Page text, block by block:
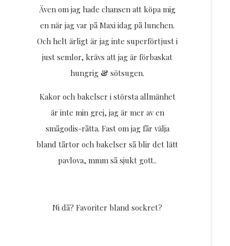
Även om jag hade chansen att köpa mig
en när jag var på Maxi idag på lunchen.
Och helt ärligt är jag inte superförtjust i
just semlor, krävs att jag är förbaskat
hungrig & sötsugen.
Kakor och bakelser i största allmänhet
är inte min grej, jag är mer av en
smågodis-råtta. Fast om jag får välja
bland tårtor och bakelser så blir det lätt
pavlova, mmm så sjukt gott..
Ni då? Favoriter bland sockret?